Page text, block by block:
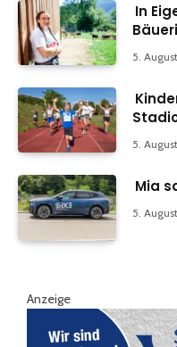
In
5.
5.
Mia
5.
Anzeige